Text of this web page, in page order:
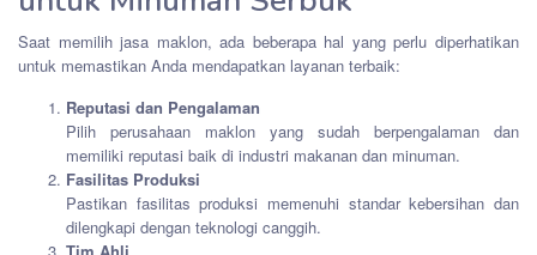
Saat memilih jasa maklon, ada beberapa hal yang perlu diperhatikan
untuk memastikan Anda mendapatkan layanan terbaik:
Reputasi dan Pengalaman
Pilih perusahaan maklon yang sudah berpengalaman dan
memiliki reputasi baik di industri makanan dan minuman.
Fasilitas Produksi
Pastikan fasilitas produksi memenuhi standar kebersihan dan
dilengkapi dengan teknologi canggih.